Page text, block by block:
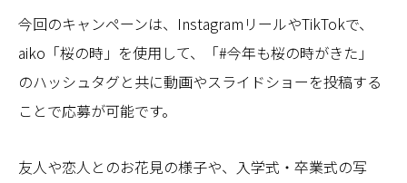
今回のキャンペーンは、InstagramリールやTikTokで、
aiko「桜の時」を使用して、「#今年も桜の時がきた」
のハッシュタグと共に動画やスライドショーを投稿する
ことで応募が可能です。
友人や恋人とのお花見の様子や、入学式・卒業式の写